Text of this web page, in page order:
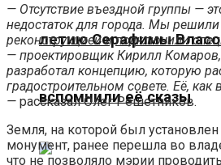
летию Серафимы
вспомнили её сказы
— Отсутствие въездной группы —
недостаток для города. Мы решили
реконструкцией и подключили
— проектировщик Кирилл
разработал концепцию, которую
градостроительном совете. Её,
— рассказал Олег Решетников.
Земля, на которой был
монумент, ранее перешла во
что не позволяло мэрии